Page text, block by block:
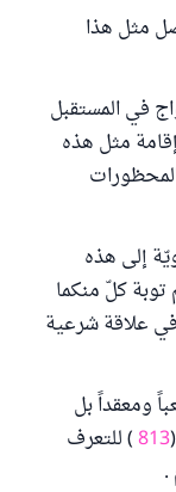
مثل هذا
في المستقبل
مثل هذه
إلى هذه
توبة كلّ منكما
علاقة شرعية
ومعقداً بل
813) للتعرف
.